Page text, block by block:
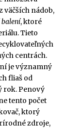
väčších nádob,
, ktoré
Tieto
centrách.
je významný
fliaš od
rok. Penový
tento počet
ktorý
zdroje,